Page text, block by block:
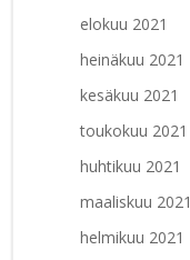
elokuu 2021
heinäkuu 2021
kesäkuu 2021
toukokuu 2021
huhtikuu 2021
maaliskuu 2021
helmikuu 2021